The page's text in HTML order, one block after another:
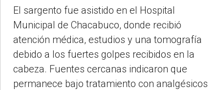
El sargento fue asistido en el Hospital
Municipal de Chacabuco, donde recibió
atención médica, estudios y una tomografía
debido a los fuertes golpes recibidos en la
cabeza. Fuentes cercanas indicaron que
permanece bajo tratamiento con analgésicos